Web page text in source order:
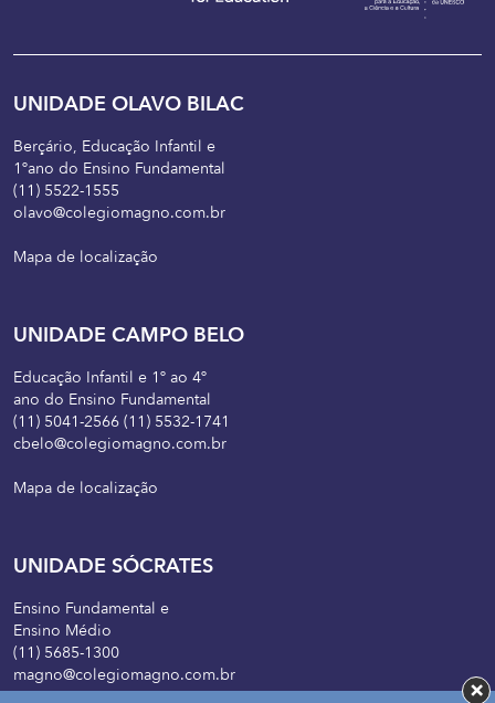
UNIDADE OLAVO BILAC
Berçário, Educação Infantil e
1ºano do Ensino Fundamental
(11) 5522-1555
olavo@colegiomagno.com.br
Mapa de localização
UNIDADE CAMPO BELO
Educação Infantil e 1º ao 4º
ano do Ensino Fundamental
(11) 5041-2566 (11) 5532-1741
cbelo@colegiomagno.com.br
Mapa de localização
UNIDADE SÓCRATES
Ensino Fundamental e
Ensino Médio
(11) 5685-1300
magno@colegiomagno.com.br
×